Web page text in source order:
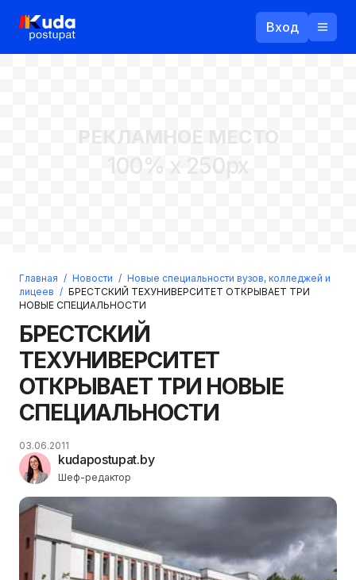
Вход
Войти
Регистрация
Прислать пароль
РЕКЛАМНОЕ МЕСТО
100% x 250px
Главная / Новости / Новые специальности вузов, колледжей и
лицеев / БРЕСТСКИЙ ТЕХУНИВЕРСИТЕТ ОТКРЫВАЕТ ТРИ
НОВЫЕ СПЕЦИАЛЬНОСТИ
БРЕСТСКИЙ
ТЕХУНИВЕРСИТЕТ
ОТКРЫВАЕТ ТРИ НОВЫЕ
СПЕЦИАЛЬНОСТИ
kudapostupat.by
Шеф-редактор
03.06.2011